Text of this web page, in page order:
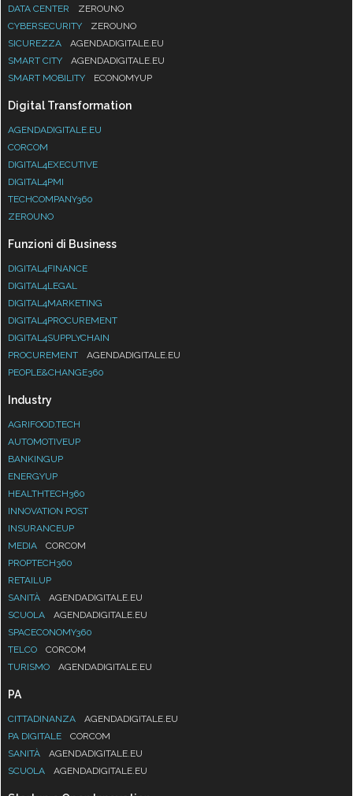
DATA CENTER
ZEROUNO
CYBERSECURITY
ZEROUNO
SICUREZZA
AGENDADIGITALE.EU
SMART CITY
AGENDADIGITALE.EU
SMART MOBILITY
ECONOMYUP
Digital Transformation
AGENDADIGITALE.EU
CORCOM
DIGITAL4EXECUTIVE
DIGITAL4PMI
TECHCOMPANY360
ZEROUNO
Funzioni di Business
DIGITAL4FINANCE
DIGITAL4LEGAL
DIGITAL4MARKETING
DIGITAL4PROCUREMENT
DIGITAL4SUPPLYCHAIN
PROCUREMENT
AGENDADIGITALE.EU
PEOPLE&CHANGE360
Industry
AGRIFOOD.TECH
AUTOMOTIVEUP
BANKINGUP
ENERGYUP
HEALTHTECH360
INNOVATION POST
INSURANCEUP
MEDIA
CORCOM
PROPTECH360
RETAILUP
SANITÀ
AGENDADIGITALE.EU
SCUOLA
AGENDADIGITALE.EU
SPACECONOMY360
TELCO
CORCOM
TURISMO
AGENDADIGITALE.EU
PA
CITTADINANZA
AGENDADIGITALE.EU
PA DIGITALE
CORCOM
SANITÀ
AGENDADIGITALE.EU
SCUOLA
AGENDADIGITALE.EU